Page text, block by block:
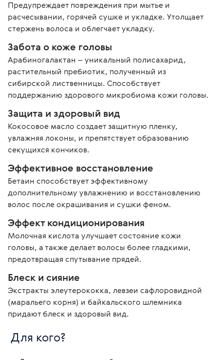
Предупреждает повреждения при мытье и
расчесывании, горячей сушке и укладке. Утолщает
стержень волоса и облегчает укладку.
Забота о коже головы
Арабиногалактан – уникальный полисахарид,
растительный пребиотик, полученный из
сибирской лиственницы. Способствует
поддержанию здорового микробиома кожи головы.
Защита и здоровый вид
Кокосовое масло создает защитную пленку,
увлажняя локоны, и препятствует образованию
секущихся кончиков.
Эффективное восстановление
Бетаин способствует эффективному
дополнительному увлажнению и восстановлению
волос после окрашивания и сушки феном.
Эффект кондиционирования
Молочная кислота улучшает состояние кожи
головы, а также делает волосы более гладкими,
предотвращая спутывание прядей.
Блеск и сияние
Экстракты элеутерококка, левзеи сафлоровидной
(маральего корня) и байкальского шлемника
придают блеск и здоровый вид.
Для кого?